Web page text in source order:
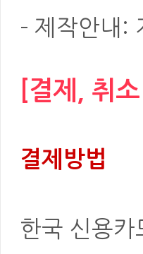
- 제작안내:
[결제, 취소
결제방법
한국 신용